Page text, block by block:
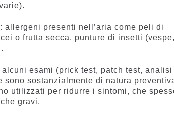
: allergeni presenti nell’aria come peli di
o frutta secca, punture di insetti (vespe,
esami (prick test, patch test, analisi
sostanzialmente di natura
utilizzati per ridurre i sintomi, che
gravi.